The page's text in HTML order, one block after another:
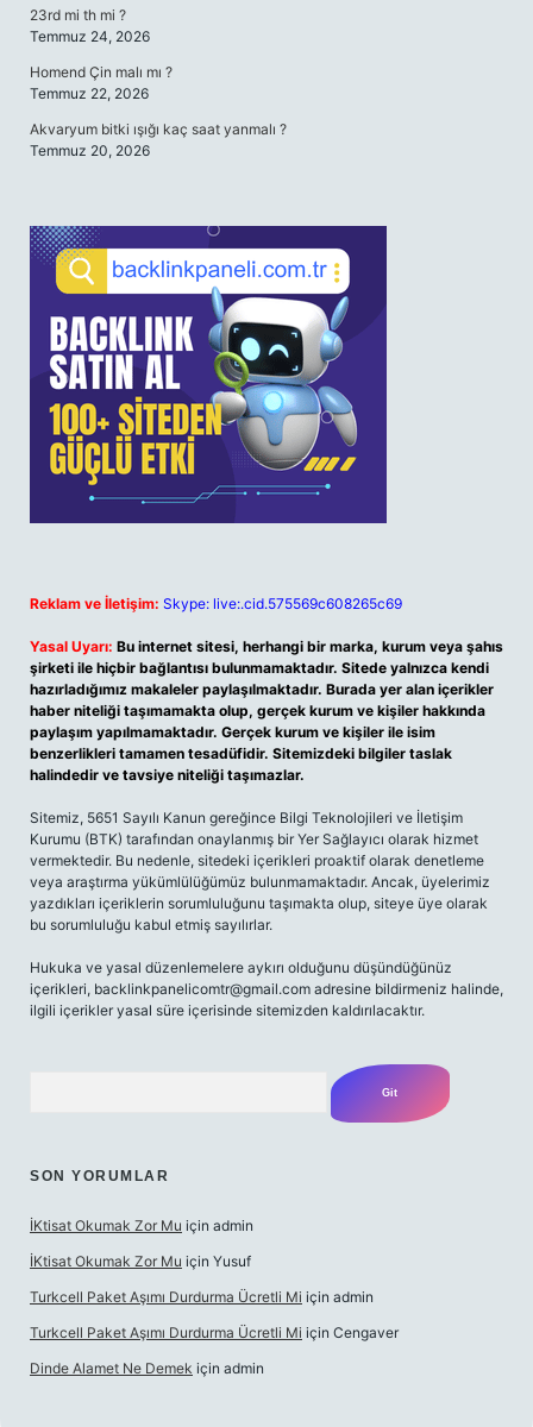
23rd mi th mi ?
Temmuz 24, 2026
Homend Çin malı mı ?
Temmuz 22, 2026
Akvaryum bitki ışığı kaç saat yanmalı ?
Temmuz 20, 2026
Reklam ve İletişim: Skype: live:.cid.575569c608265c69
Yasal Uyarı: Bu internet sitesi, herhangi bir marka, kurum veya şahıs
şirketi ile hiçbir bağlantısı bulunmamaktadır. Sitede yalnızca kendi
hazırladığımız makaleler paylaşılmaktadır. Burada yer alan içerikler
haber niteliği taşımamakta olup, gerçek kurum ve kişiler hakkında
paylaşım yapılmamaktadır. Gerçek kurum ve kişiler ile isim
benzerlikleri tamamen tesadüfidir. Sitemizdeki bilgiler taslak
halindedir ve tavsiye niteliği taşımazlar.
Sitemiz, 5651 Sayılı Kanun gereğince Bilgi Teknolojileri ve İletişim
Kurumu (BTK) tarafından onaylanmış bir Yer Sağlayıcı olarak hizmet
vermektedir. Bu nedenle, sitedeki içerikleri proaktif olarak denetleme
veya araştırma yükümlülüğümüz bulunmamaktadır. Ancak, üyelerimiz
yazdıkları içeriklerin sorumluluğunu taşımakta olup, siteye üye olarak
bu sorumluluğu kabul etmiş sayılırlar.
Hukuka ve yasal düzenlemelere aykırı olduğunu düşündüğünüz
içerikleri, backlinkpanelicomtr@gmail.com adresine bildirmeniz halinde,
ilgili içerikler yasal süre içerisinde sitemizden kaldırılacaktır.
SON YORUMLAR
İKtisat Okumak Zor Mu için admin
İKtisat Okumak Zor Mu için Yusuf
Turkcell Paket Aşımı Durdurma Ücretli Mi için admin
Turkcell Paket Aşımı Durdurma Ücretli Mi için Cengaver
Dinde Alamet Ne Demek için admin